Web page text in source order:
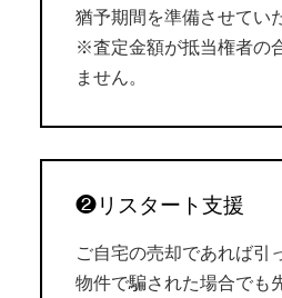
猶予期間を準備させてい
※査定金額が抵当権者の
ません。
❷リスタート支援
ご自宅の売却であれば引
物件で騙された場合でも